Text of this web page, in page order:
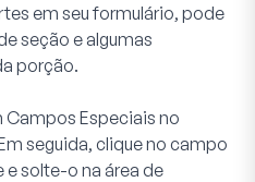
em seu formulário, pode
seção e algumas
porção.
Campos Especiais no
seguida, clique no campo
e solte-o na área de